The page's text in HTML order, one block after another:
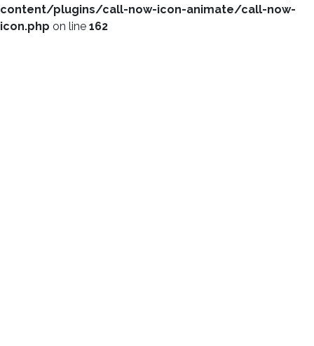
content/plugins/call-now-icon-animate/call-now-
icon.php on line 162